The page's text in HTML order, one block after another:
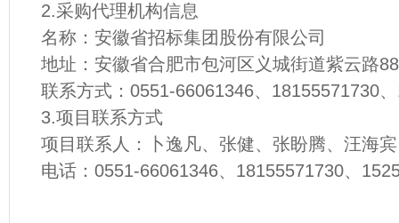
2.采购代理机构信息
名称：安徽省招标集团股份有限公司
地址：安徽省合肥市包河区义城街道紫云路
联系方式：0551-66061346、18155571730
3.项目联系方式
项目联系人：卜逸凡、张健、张盼腾、汪海宾
电话：0551-66061346、18155571730、